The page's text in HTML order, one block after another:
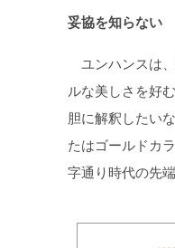
妥協を知らない
ユンハンスは
ルな美しさを好
胆に解釈したい
たはゴールドカ
字通り時代の先